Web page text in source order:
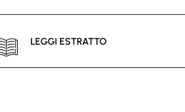
LEGGI ESTRATTO